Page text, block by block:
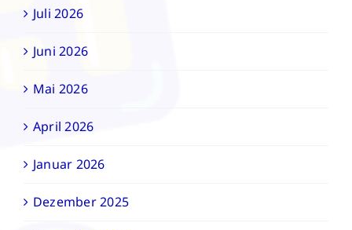
Juli 2026
Juni 2026
Mai 2026
April 2026
Januar 2026
Dezember 2025